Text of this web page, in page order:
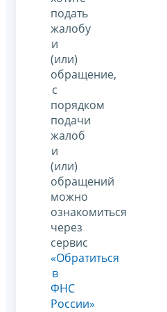
подать
жалобу
и
(или)
обращение,
с
порядком
подачи
жалоб
и
(или)
обращений
можно
ознакомиться
через
сервис
«Обратиться
в
ФНС
России»